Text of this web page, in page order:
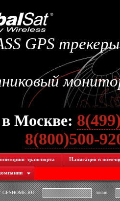
GPS
Москве:
8(800)500-
транспорта Навигация в
логин